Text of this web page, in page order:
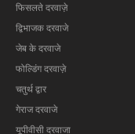
फिसलते दरवाज़े
द्विभाजक दरवाजे
जेब के दरवाजे
फोल्डिंग दरवाज़े
चतुर्थ द्वार
गेराज दरवाजे
यूपीवीसी दरवाजा